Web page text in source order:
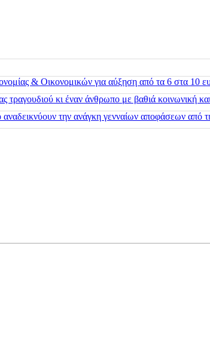
& Οικονομικών για αύξηση από τα 6 στα 10
κι έναν άνθρωπο με βαθιά κοινωνική
την ανάγκη γενναίων αποφάσεων από